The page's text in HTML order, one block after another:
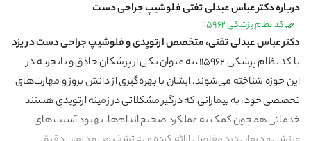
درباره دکتر عباس عبدلی تفتی فلوشیپ جراحی دست
کد نظام پزشکی 115962
دکتر عباس عبدلی تفتی، متخصص ارتوپدی و فلوشیپ جراحی دست در یزد
با کد نظام پزشکی 115962، به عنوان یکی از پزشکان حاذق و باتجربه در
این حوزه شناخته می‌شوند. ایشان با بهره‌گیری از دانش بروز و مهارت‌های
تخصصی خود، به بیمارانی که درگیر مشکلاتی در زمینه ارتوپدی هستند
خدماتی همچون کمک به عملکرد صحیح اندام‌ها، بهبود آسیب های